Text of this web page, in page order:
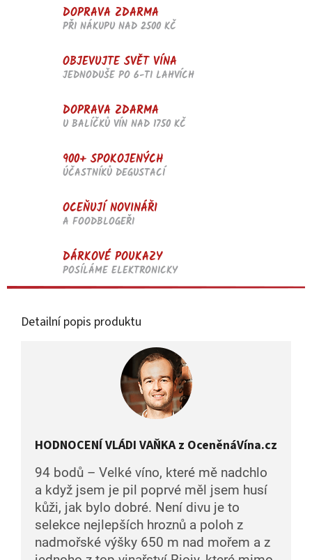
DOPRAVA ZDARMA
PŘI NÁKUPU NAD 2500 KČ
OBJEVUJTE SVĚT VÍNA
JEDNODUŠE PO 6-TI LAHVÍCH
DOPRAVA ZDARMA
U BALÍČKŮ VÍN NAD 1750 KČ
900+ SPOKOJENÝCH
ÚČASTNÍKŮ DEGUSTACÍ
OCEŇUJÍ NOVINÁŘI
A FOODBLOGEŘI
DÁRKOVÉ POUKAZY
POSÍLÁME ELEKTRONICKY
Detailní popis produktu
HODNOCENÍ VLÁDI VAŇKA z OceněnáVína.cz
94 bodů – Velké víno, které mě nadchlo
a když jsem je pil poprvé měl jsem husí
kůži, jak bylo dobré. Není divu je to
selekce nejlepších hroznů a poloh z
nadmořské výšky 650 m nad mořem a z